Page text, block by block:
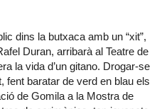
dins la butxaca amb un “xit”,
Duran, arribarà al Teatre de
la vida d’un gitano. Drogar-se
fent baratar de verd en blau els
de Gomila a la Mostra de